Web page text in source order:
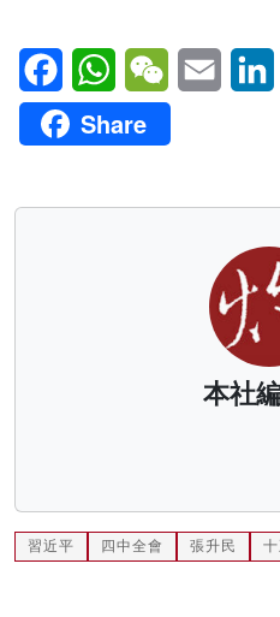
FacebookWhatsAppWeChatEmail
Share
本社
習近平 四中全會 張升民